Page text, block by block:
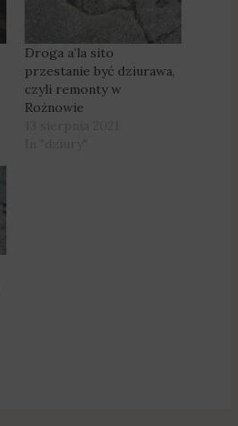
Droga a’la sito
przestanie być dziurawa,
czyli remonty w
Rożnowie